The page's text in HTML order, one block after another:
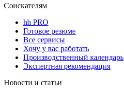
Соискателям
hh PRO
Готовое резюме
Все сервисы
Хочу у вас работать
Производственный календарь
Экспертная рекомендация
Новости и статьи